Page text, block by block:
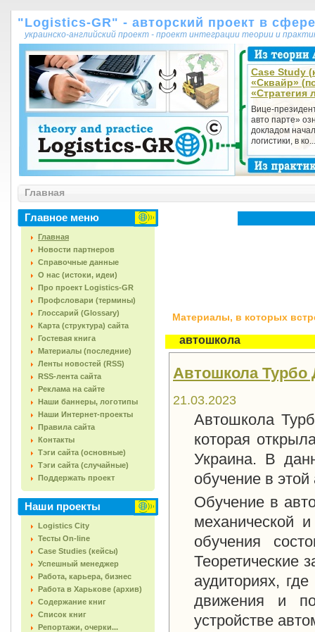
"Logistics-GR" - авторский проект в
украинско-английский проект - проект интеграции теории и
Case Study
«Сквайр»
«Стратегия
Вице-
авто парте»
докладом
логистики, в ко...
Главная
Главное меню
Главная
Новости партнеров
Справочные данные
О нас (истоки, идеи)
Про проект Logistics-GR
Профсловари (термины)
Глоссарий (Glossary)
Карта (структура) сайта
Гостевая книга
Материалы (последние)
Ленты новостей (RSS)
RSS-лента сайта
Реклама на сайте
Наши баннеры, логотипы
Наши Интернет-проекты
Правила сайта
Контакты
Тэги сайта (основные)
Тэги сайта (случайные)
Поддержать проект
Наши проекты
Logistics City
Тесты On-line
Case Studies (кейсы)
Успешный менеджер
Работа, карьера, бизнес
Работа в Харькове (архив)
Содержание книг
Список книг
Репортажи, очерки...
Материалы, в которых
автошкола
Автошкола Турбо
21.03.2023
Автошкола
которая
Украина. В
обучение в
Обучение в
механической
обучения
Теоретические
аудиториях,
движения и
устройстве